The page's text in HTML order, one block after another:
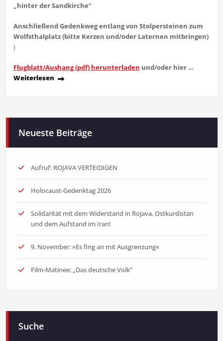
„hinter der Sandkirche“
Anschließend Gedenkweg entlang von Stolpersteinen zum
Wolfsthalplatz(bitte Kerzen und/oder Laternen mitbringen)
)
Flugblatt/Aushang (pdf) herunterladen und/oder hier …
Weiterlesen
Neueste Beiträge
Aufruf: ROJAVA VERTEIDIGEN
Holocaust-Gedenktag 2026
Solidarität mit dem Widerstand in Rojava, Ostkurdistan
und dem Aufstand im Iran!
9. November: »Es fing an mit Ausgrenzung«
Film-Matinee: „Das deutsche Volk“
Suche